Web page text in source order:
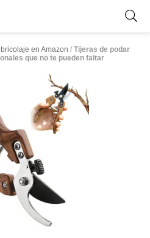
en Amazon / Tijeras de podar
que no te pueden faltar